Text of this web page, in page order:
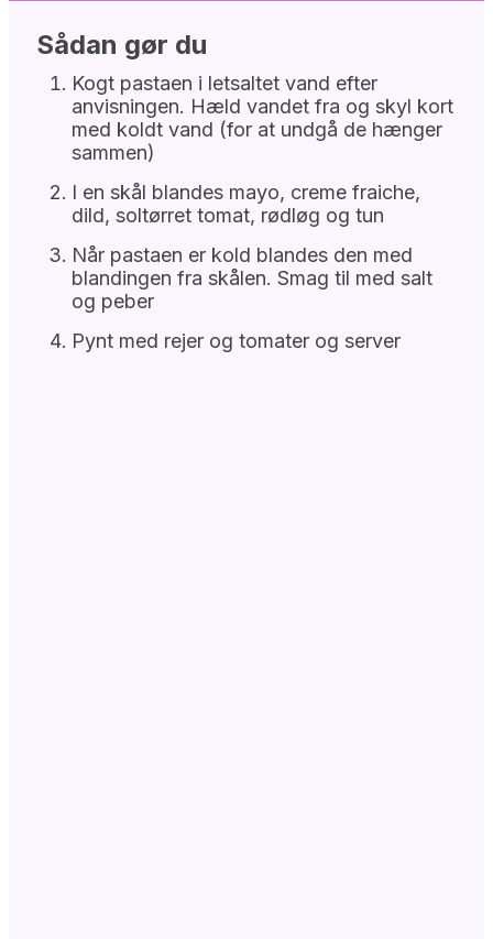
Sådan gør du
Kogt pastaen i letsaltet vand efter
anvisningen. Hæld vandet fra og skyl kort
med koldt vand (for at undgå de hænger
sammen)
I en skål blandes mayo, creme fraiche,
dild, soltørret tomat, rødløg og tun
Når pastaen er kold blandes den med
blandingen fra skålen. Smag til med salt
og peber
Pynt med rejer og tomater og server